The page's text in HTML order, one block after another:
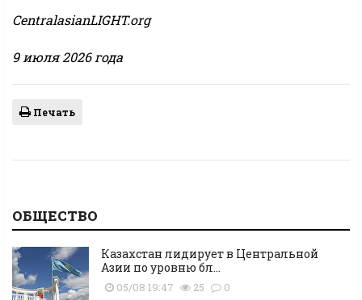
CentralasianLIGHT.org
9 июля 2026 года
Печать
ОБЩЕСТВО
Казахстан лидирует в Центральной
Азии по уровню бл...
05/08 19:47 25 0